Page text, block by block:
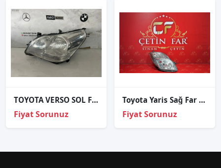
TOYOTA VERSO SOL FAR ORJİNAL
Fiyat Sorunuz
Toyota Yaris Sağ Far Orijinal çıkma
Fiyat Sorunuz